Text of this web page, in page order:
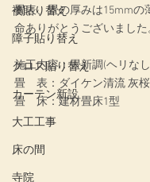
襖貼り替え
障子貼り替え
クロス貼り替え
カーテン新設
大工工事
床の間
寺院
畳表、畳の厚みは15mmの
命ありがとうございました
施工内容：畳新調(ヘリな
畳　表：ダイケン清流 灰
畳　床：建材畳床1型